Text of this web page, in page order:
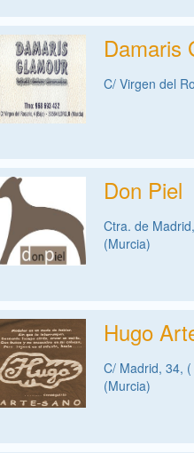
Damaris
C/ Virgen del
Don Piel
Ctra. de
(Murcia)
Hugo
C/ Madrid, 34,
(Murcia)